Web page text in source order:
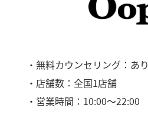
・無料カウンセリング：あり
・店舗数：全国1店舗
・営業時間：10:00～22:00